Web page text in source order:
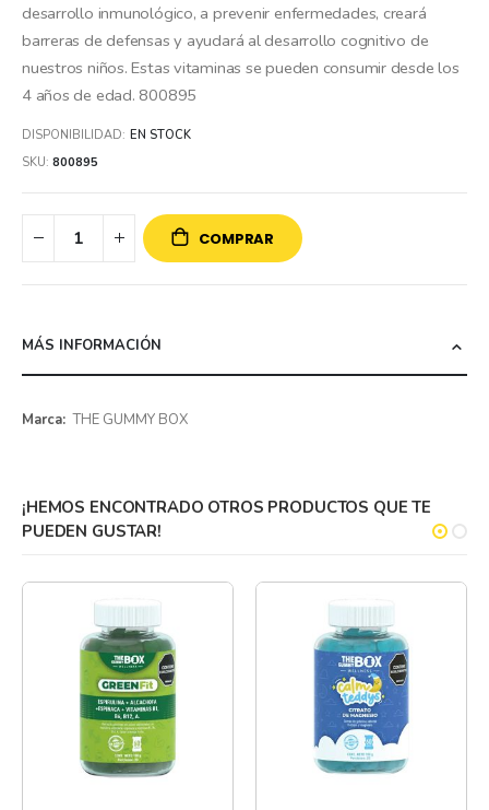
desarrollo inmunológico, a prevenir enfermedades, creará
barreras de defensas y ayudará al desarrollo cognitivo de
nuestros niños. Estas vitaminas se pueden consumir desde los
4 años de edad. 800895
DISPONIBILIDAD: EN STOCK
SKU 800895
COMPRAR
MÁS INFORMACIÓN
Más
THE GUMMY BOX
¡HEMOS ENCONTRADO OTROS PRODUCTOS QUE TE
PUEDEN GUSTAR!